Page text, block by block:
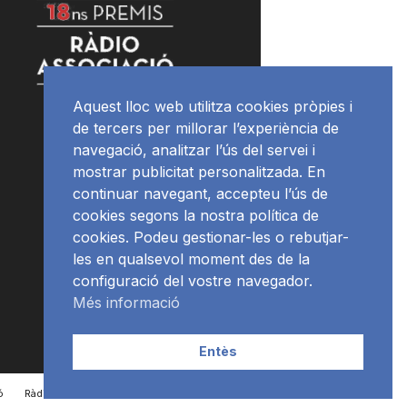
RàdioNews
Aquest lloc web utilitza cookies pròpies i
de tercers per millorar l’experiència de
navegació, analitzar l’ús del servei i
mostrar publicitat personalitzada. En
continuar navegant, accepteu l’ús de
cookies segons la nostra política de
cookies. Podeu gestionar-les o rebutjar-
les en qualsevol moment des de la
configuració del vostre navegador.
Més informació
Entès